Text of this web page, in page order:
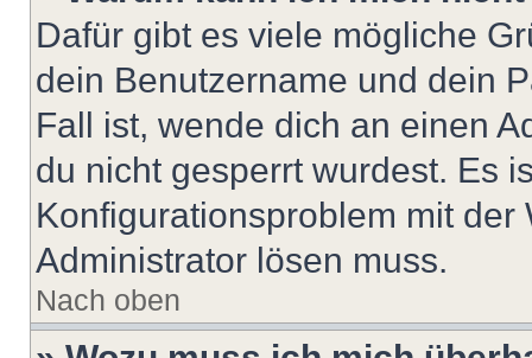
Dafür gibt es viele mögliche
dein Benutzername und dein
Fall ist, wende dich an einen
du nicht gesperrt wurdest. Es
Konfigurationsproblem mit
Administrator lösen muss.
Nach oben